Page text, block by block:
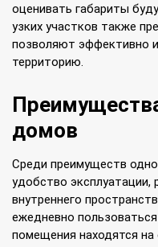
оценивать габариты
узких участков также
позволяют эффективно
территорию.
домов
Среди преимуществ
удобство эксплуатации,
внутреннего
ежедневно
помещения находятся на